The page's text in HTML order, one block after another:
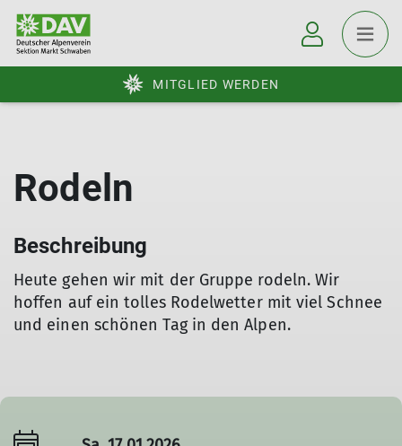
MITGLIED WERDEN
Rodeln
Beschreibung
Heute gehen wir mit der Gruppe rodeln. Wir
hoffen auf ein tolles Rodelwetter mit viel Schnee
und einen schönen Tag in den Alpen.